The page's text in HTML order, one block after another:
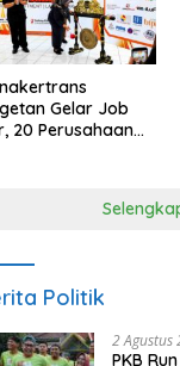
Gelar Job
20 Perusahaan
Politik
2 Agustus
PKB